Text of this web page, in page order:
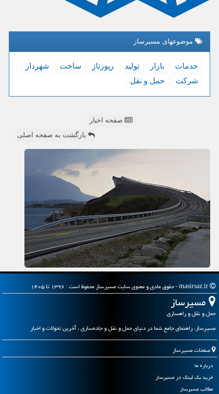
موضوعهای مسیرساز
خدمات بازار تولید رپورتاژ ساخت
شهردار
شركت
حمل و نقل
صفحه اخبار
بازگشت به صفحه اصلی
مسیرساز
حمل و نقل و راهسازی
مسیرساز، راهنمای جامع شما در دنیای حمل و نقل و جاده‌سازی ، آخرین تحولات و اخبار
صفحات مسیرساز
درباره ما
خرید بک لینک در مسیرساز
مطالب مسیرساز